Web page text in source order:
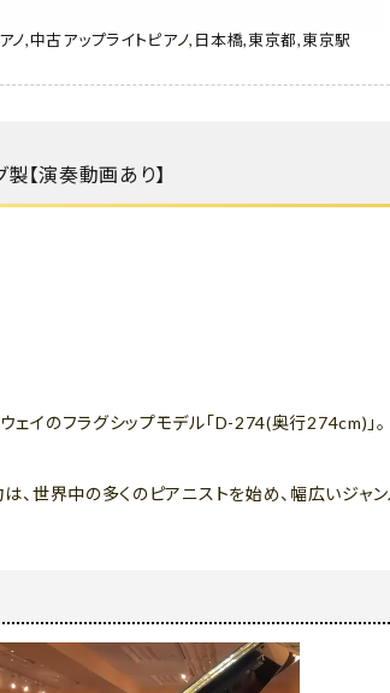
ノ,中古アップライトピアノ, 日本橋,東京都,東京駅
【演奏動画あり】
イのフラグシップモデル「D-274(奥行274cm)」。
、世界中の多くのピアニストを始め、幅広いジャ